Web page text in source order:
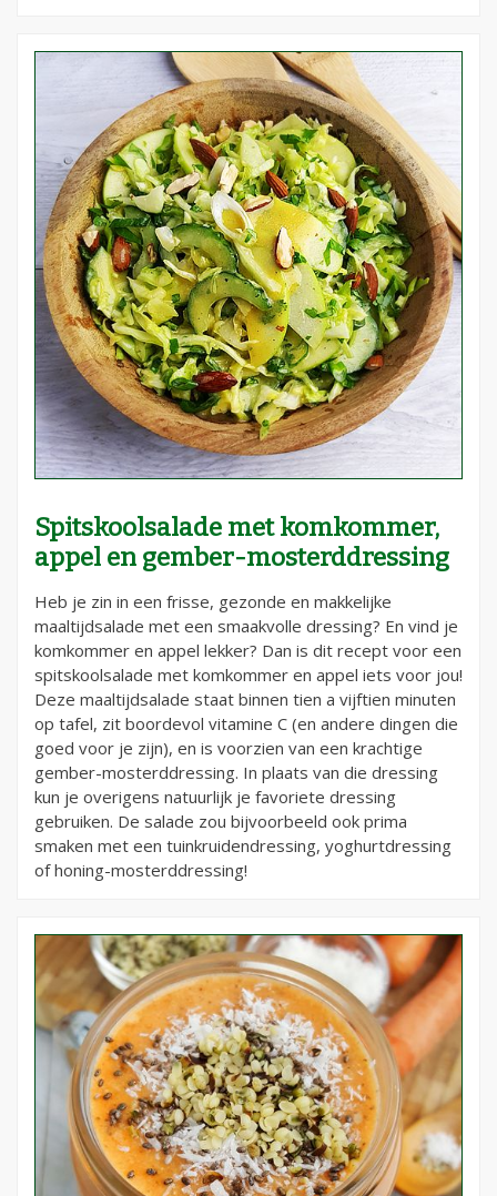
Spitskoolsalade met komkommer,
appel en gember-mosterddressing
Heb je zin in een frisse, gezonde en makkelijke
maaltijdsalade met een smaakvolle dressing? En vind je
komkommer en appel lekker? Dan is dit recept voor een
spitskoolsalade met komkommer en appel iets voor jou!
Deze maaltijdsalade staat binnen tien a vijftien minuten
op tafel, zit boordevol vitamine C (en andere dingen die
goed voor je zijn), en is voorzien van een krachtige
gember-mosterddressing. In plaats van die dressing
kun je overigens natuurlijk je favoriete dressing
gebruiken. De salade zou bijvoorbeeld ook prima
smaken met een tuinkruidendressing, yoghurtdressing
of honing-mosterddressing!